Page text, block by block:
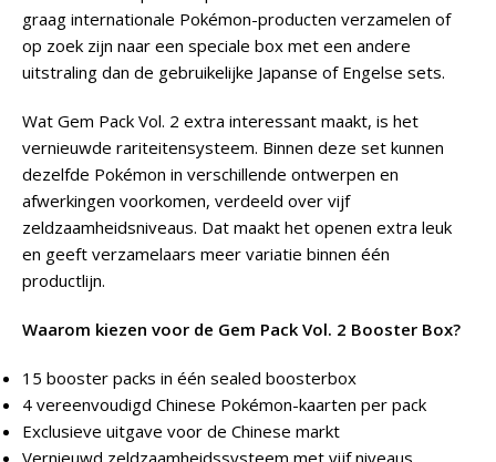
graag internationale Pokémon-producten verzamelen of
op zoek zijn naar een speciale box met een andere
uitstraling dan de gebruikelijke Japanse of Engelse sets.
Wat Gem Pack Vol. 2 extra interessant maakt, is het
vernieuwde rariteitensysteem. Binnen deze set kunnen
dezelfde Pokémon in verschillende ontwerpen en
afwerkingen voorkomen, verdeeld over vijf
zeldzaamheidsniveaus. Dat maakt het openen extra leuk
en geeft verzamelaars meer variatie binnen één
productlijn.
Waarom kiezen voor de Gem Pack Vol. 2 Booster Box?
15 booster packs in één sealed boosterbox
4 vereenvoudigd Chinese Pokémon-kaarten per pack
Exclusieve uitgave voor de Chinese markt
Vernieuwd zeldzaamheidssysteem met vijf niveaus